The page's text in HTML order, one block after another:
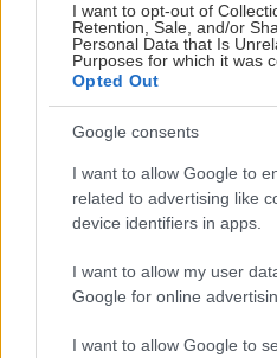
I want to opt-out of
Retention, Sale, and/or
Personal Data that Is
Purposes for which it was
Opted Out
Google consents
I want to allow Google to
related to advertising like
device identifiers in apps.
I want to allow my user
Google for online
I want to allow Google to